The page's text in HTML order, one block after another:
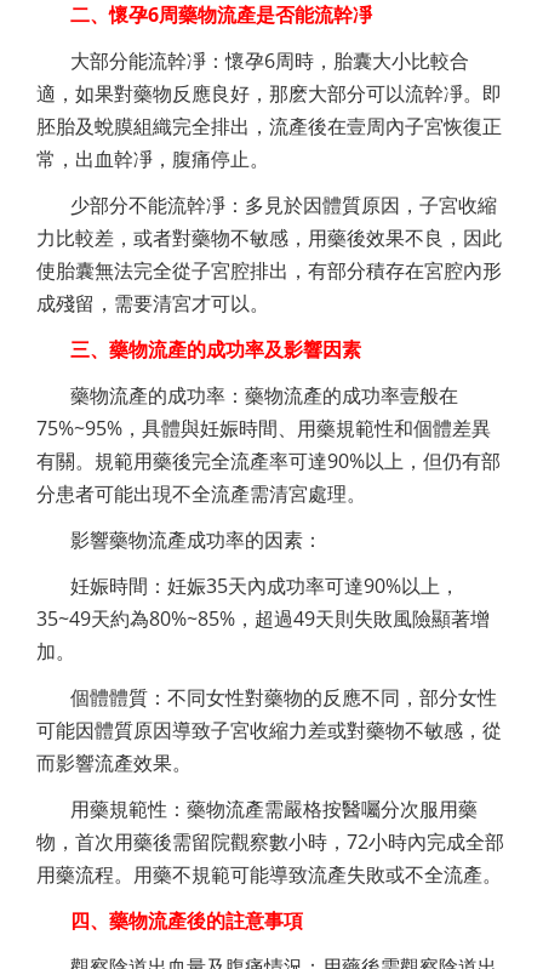
二、懷孕6周藥物流產是否能流幹凈
大部分能流幹凈：懷孕6周時，胎囊大小比較合
適，如果對藥物反應良好，那麽大部分可以流幹凈。即
胚胎及蛻膜組織完全排出，流產後在壹周內子宮恢復正
常，出血幹凈，腹痛停止。
少部分不能流幹凈：多見於因體質原因，子宮收縮
力比較差，或者對藥物不敏感，用藥後效果不良，因此
使胎囊無法完全從子宮腔排出，有部分積存在宮腔內形
成殘留，需要清宮才可以。
三、藥物流產的成功率及影響因素
藥物流產的成功率：藥物流產的成功率壹般在
75%~95%，具體與妊娠時間、用藥規範性和個體差異
有關。規範用藥後完全流產率可達90%以上，但仍有部
分患者可能出現不全流產需清宮處理。
影響藥物流產成功率的因素：
妊娠時間：妊娠35天內成功率可達90%以上，
35~49天約為80%~85%，超過49天則失敗風險顯著增
加。
個體體質：不同女性對藥物的反應不同，部分女性
可能因體質原因導致子宮收縮力差或對藥物不敏感，從
而影響流產效果。
用藥規範性：藥物流產需嚴格按醫囑分次服用藥
物，首次用藥後需留院觀察數小時，72小時內完成全部
用藥流程。用藥不規範可能導致流產失敗或不全流產。
四、藥物流產後的註意事項